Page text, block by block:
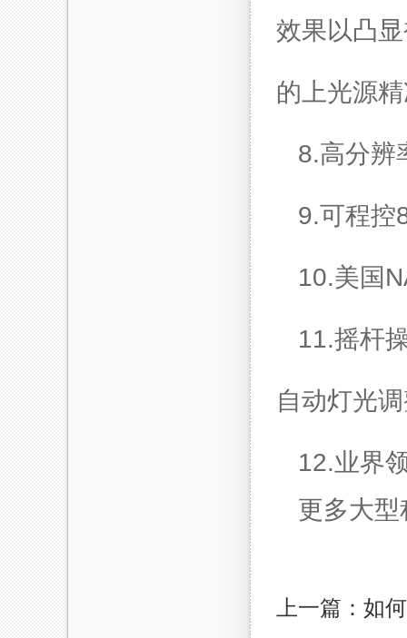
效果以凸
的上光源
8.高分辨
9.可程控
10.美国
11.摇杆
自动灯光
12.业界
更多大
上一篇：如